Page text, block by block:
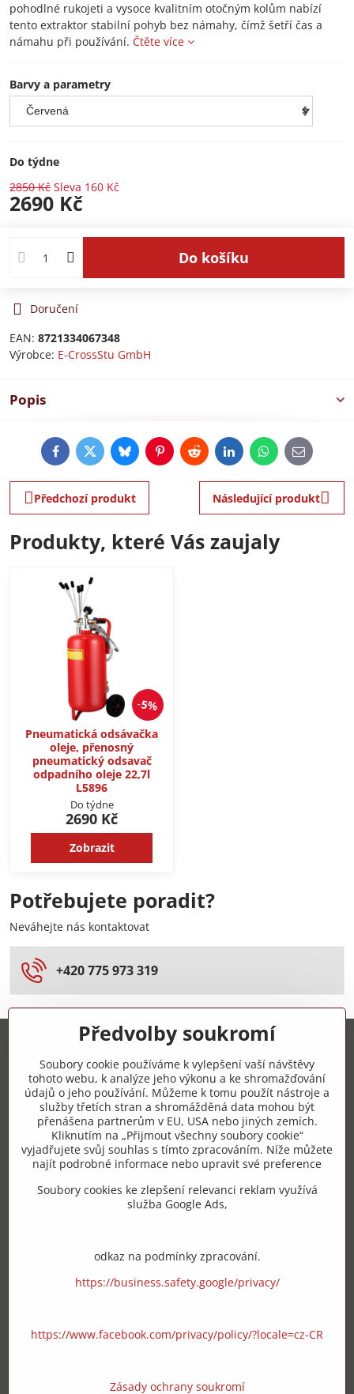
pohodlné rukojeti a vysoce kvalitním otočným kolům nabízí
tento extraktor stabilní pohyb bez námahy, čímž šetří čas a
námahu při používání. Čtěte více
Barvy a parametry
Do týdne
2850 Kč Sleva 160 Kč
2690 Kč
Do košíku
Doručení
EAN: 8721334067348
Výrobce: E-CrossStu GmbH​
Popis
FacebookTwitterBlueskyPinterestRedditLinkedInWhatsApp
E-
mail
Předchozí produkt Následující produkt
Produkty, které Vás zaujaly
5%
Pneumatická odsávačka
oleje, přenosný
pneumatický odsavač
odpadního oleje 22,7l
L5896
Do týdne
2690 Kč
Zobrazit
Potřebujete poradit?
Neváhejte nás kontaktovat
+420 775 973 319
+420 775 973 319
info​@zipzop​.cz
Objednávky
Vše k nákupu
Předvolby soukromí
Soubory cookie používáme k vylepšení vaší návštěvy
tohoto webu, k analýze jeho výkonu a ke shromažďování
údajů o jeho používání. Můžeme k tomu použít nástroje a
služby třetích stran a shromážděná data mohou být
přenášena partnerům v EU, USA nebo jiných zemích.
Kliknutím na „Přijmout všechny soubory cookie“
vyjadřujete svůj souhlas s tímto zpracováním. Níže můžete
najít podrobné informace nebo upravit své preference
Soubory cookies ke zlepšení relevanci reklam využívá
služba Google Ads,
odkaz na podmínky zpracování.
https://business.safety.google/privacy/
https://www.facebook.com/privacy/policy/?locale=cz-CR
Zásady ochrany soukromí